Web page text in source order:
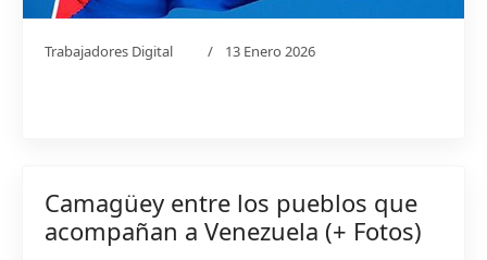
Trabajadores Digital 13 Enero 2026
Camagüey entre los pueblos que
acompañan a Venezuela (+ Fotos)